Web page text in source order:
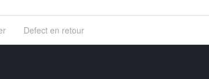
Defect en retour